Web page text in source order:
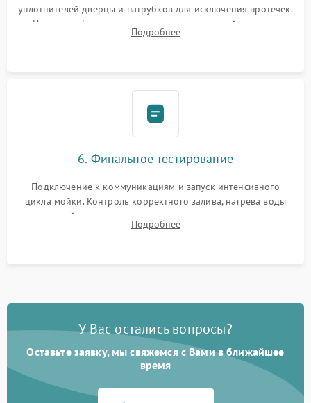
уплотнителей дверцы и патрубков для исключения протечек.
Надежная фиксация хомутов гидравлической системы,
сборка корпуса и установка датчика поплавка.
Подробнее
6. Финальное тестирование
Подключение к коммуникациям и запуск интенсивного
цикла мойки. Контроль корректного залива, нагрева воды
до нужной температуры, отсутствия посторонних шумов,
штатного слива и абсолютной сухости в поддоне.
Подробнее
У Вас остались вопросы?
Оставьте заявку, мы свяжемся с Вами в ближайшее
время